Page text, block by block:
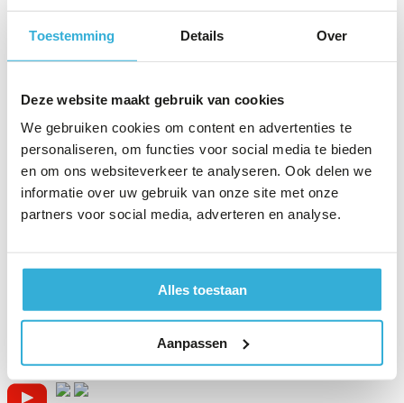
Toestemming Details Over
Deze website maakt gebruik van cookies
We gebruiken cookies om content en advertenties te
personaliseren, om functies voor social media te bieden
en om ons websiteverkeer te analyseren. Ook delen we
informatie over uw gebruik van onze site met onze
partners voor social media, adverteren en analyse.
Alles toestaan
Aanpassen
nodig dat CO2 reductie een
strategie van corporaties en om
daarbij actief te sturen op CO2
gerealiseerd, waarbij ingrepen op een verstandige wijze worden
gefaseerd aansluitend op natuurlijke onderhoudsmomenten. Weten
hoe? Bekijk de animatie en lees de publicatie!
Online versieGratis downloaden
Stichting RGS
Postbus 30
2740 AA Waddinxveen
088 - 01 88 166